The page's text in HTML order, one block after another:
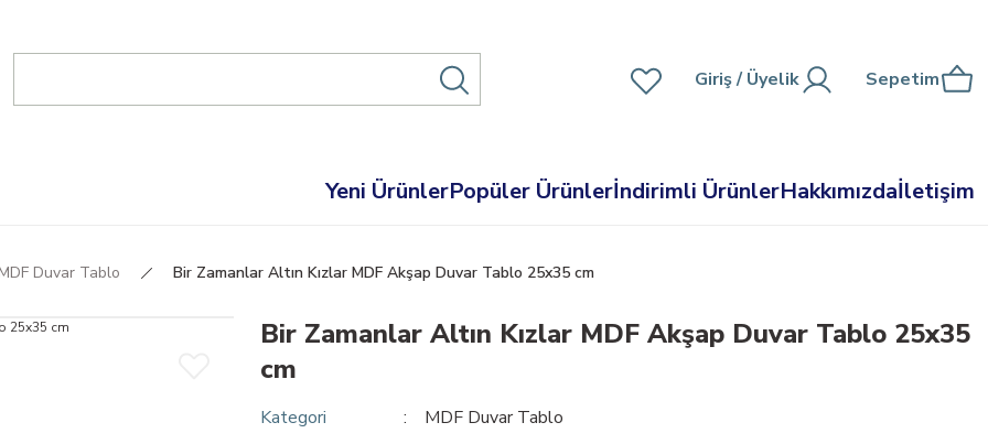
Giriş/ Üyelik Sepetim
Yeni ÜrünlerPopüler Ürünlerİndirimli ÜrünlerHakkımızdaİletişim
MDF Duvar Tablo Bir Zamanlar Altın Kızlar MDF Akşap Duvar Tablo 25x35 cm
Bir Zamanlar Altın Kızlar MDF Akşap Duvar Tablo 25x35
cm
Kategori
MDF Duvar Tablo